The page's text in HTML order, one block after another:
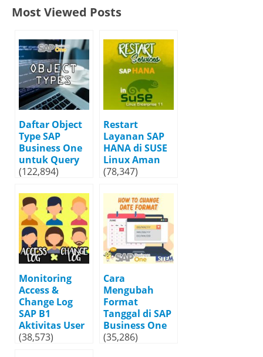
Most Viewed Posts
Daftar Object
Type SAP
Business One
untuk Query
(122,894)
Restart
Layanan SAP
HANA di SUSE
Linux Aman
(78,347)
Monitoring
Access &
Change Log
SAP B1
Aktivitas User
(38,573)
Cara
Mengubah
Format
Tanggal di SAP
Business One
(35,286)